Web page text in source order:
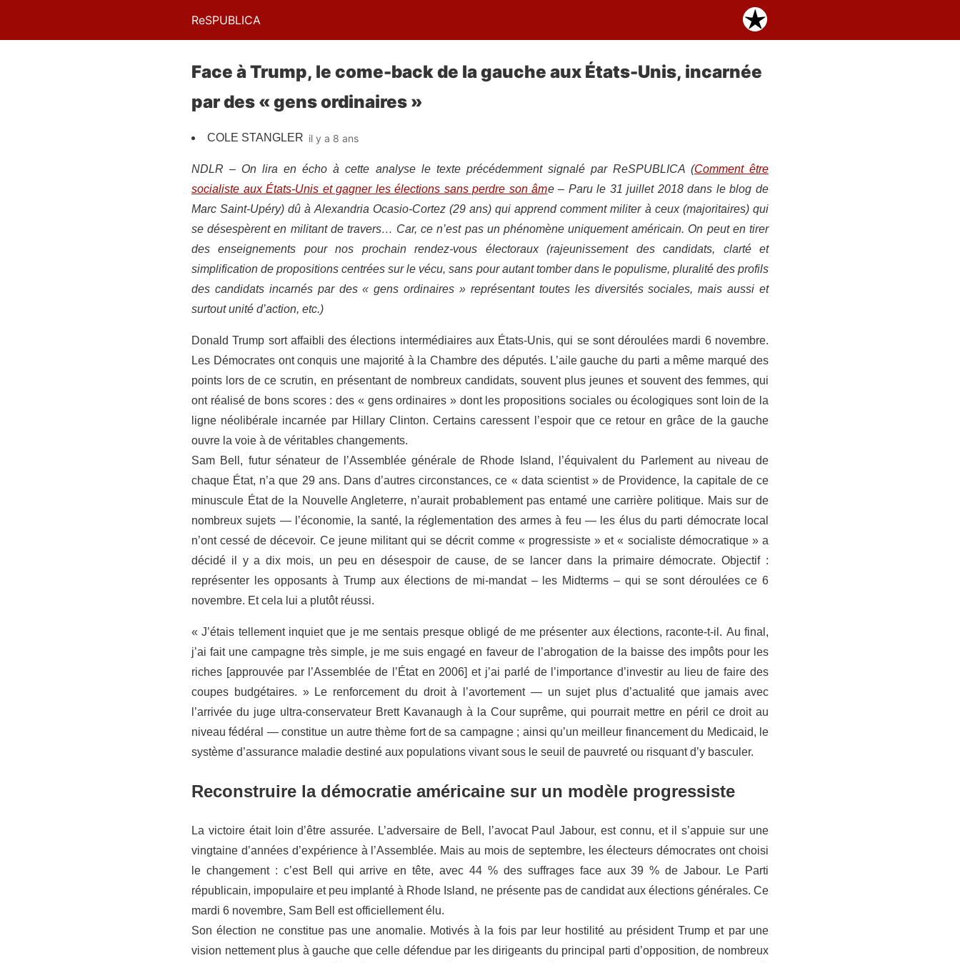
ReSPUBLICA
Face à Trump, le come-back de la gauche aux États-Unis, incarnée
par des « gens ordinaires »
COLE STANGLER il y a 8 ans
NDLR – On lira en écho à cette analyse le texte précédemment signalé par ReSPUBLICA (Comment être
socialiste aux États-Unis et gagner les élections sans perdre son âme – Paru le 31 juillet 2018 dans le blog de
Marc Saint-Upéry) dû à Alexandria Ocasio-Cortez (29 ans) qui apprend comment militer à ceux (majoritaires) qui
se désespèrent en militant de travers… Car, ce n’est pas un phénomène uniquement américain. On peut en tirer
des enseignements pour nos prochain rendez-vous électoraux (rajeunissement des candidats, clarté et
simplification de propositions centrées sur le vécu, sans pour autant tomber dans le populisme, pluralité des profils
des candidats incarnés par des « gens ordinaires » représentant toutes les diversités sociales, mais aussi et
surtout unité d’action, etc.)
Donald Trump sort affaibli des élections intermédiaires aux États-Unis, qui se sont déroulées mardi 6 novembre.
Les Démocrates ont conquis une majorité à la Chambre des députés. L’aile gauche du parti a même marqué des
points lors de ce scrutin, en présentant de nombreux candidats, souvent plus jeunes et souvent des femmes, qui
ont réalisé de bons scores : des « gens ordinaires » dont les propositions sociales ou écologiques sont loin de la
ligne néolibérale incarnée par Hillary Clinton. Certains caressent l’espoir que ce retour en grâce de la gauche
ouvre la voie à de véritables changements.
Sam Bell, futur sénateur de l’Assemblée générale de Rhode Island, l’équivalent du Parlement au niveau de
chaque État, n’a que 29 ans. Dans d’autres circonstances, ce « data scientist » de Providence, la capitale de ce
minuscule État de la Nouvelle Angleterre, n’aurait probablement pas entamé une carrière politique. Mais sur de
nombreux sujets — l’économie, la santé, la réglementation des armes à feu — les élus du parti démocrate local
n’ont cessé de décevoir. Ce jeune militant qui se décrit comme « progressiste » et « socialiste démocratique » a
décidé il y a dix mois, un peu en désespoir de cause, de se lancer dans la primaire démocrate. Objectif :
représenter les opposants à Trump aux élections de mi-mandat – les Midterms – qui se sont déroulées ce 6
novembre. Et cela lui a plutôt réussi.
« J’étais tellement inquiet que je me sentais presque obligé de me présenter aux élections, raconte-t-il. Au final,
j’ai fait une campagne très simple, je me suis engagé en faveur de l’abrogation de la baisse des impôts pour les
riches [approuvée par l’Assemblée de l’État en 2006] et j’ai parlé de l’importance d’investir au lieu de faire des
coupes budgétaires. » Le renforcement du droit à l’avortement — un sujet plus d’actualité que jamais avec
l’arrivée du juge ultra-conservateur Brett Kavanaugh à la Cour suprême, qui pourrait mettre en péril ce droit au
niveau fédéral — constitue un autre thème fort de sa campagne ; ainsi qu’un meilleur financement du Medicaid, le
système d’assurance maladie destiné aux populations vivant sous le seuil de pauvreté ou risquant d’y basculer.
Reconstruire la démocratie américaine sur un modèle progressiste
La victoire était loin d’être assurée. L’adversaire de Bell, l’avocat Paul Jabour, est connu, et il s’appuie sur une
vingtaine d’années d’expérience à l’Assemblée. Mais au mois de septembre, les électeurs démocrates ont choisi
le changement : c’est Bell qui arrive en tête, avec 44 % des suffrages face aux 39 % de Jabour. Le Parti
républicain, impopulaire et peu implanté à Rhode Island, ne présente pas de candidat aux élections générales. Ce
mardi 6 novembre, Sam Bell est officiellement élu.
Son élection ne constitue pas une anomalie. Motivés à la fois par leur hostilité au président Trump et par une
vision nettement plus à gauche que celle défendue par les dirigeants du principal parti d’opposition, de nombreux